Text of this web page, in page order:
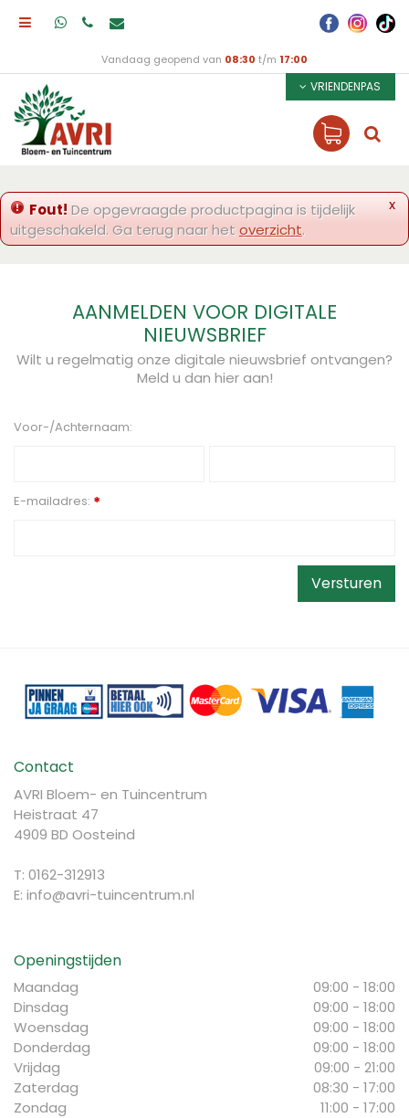
Vandaag geopend van 08:30 t/m 17:00
VRIENDENPAS
x
Fout!De opgevraagde productpagina is tijdelijk
uitgeschakeld. Ga terug naar hetoverzicht.
AANMELDEN VOOR DIGITALE
NIEUWSBRIEF
Wilt u regelmatig onze digitale nieuwsbrief ontvangen?
Meld u dan hier aan!
Voor-/Achternaam:
E-mailadres: *
Contact
AVRI Bloem- en Tuincentrum
Heistraat 47
4909 BD Oosteind
T: 0162-312913
E: info@avri-tuincentrum.nl
Openingstijden
Maandag
09:00 - 18:00
Dinsdag
09:00 - 18:00
Woensdag
09:00 - 18:00
Donderdag
09:00 - 18:00
Vrijdag
09:00 - 21:00
Zaterdag
08:30 - 17:00
Zondag
11:00 - 17:00